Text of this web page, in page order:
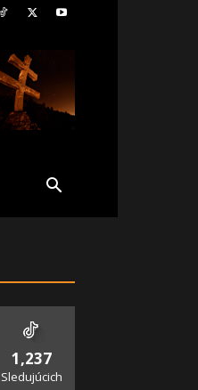
1,237
Sledujúcich